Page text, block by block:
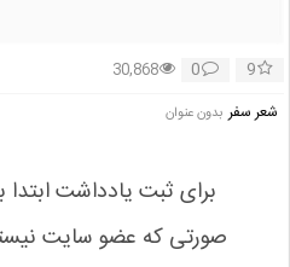
9
0
30,868
شعر سفر بدون عنوان
برای ثبت یادداشت ابتدا
صورتی که عضو سایت